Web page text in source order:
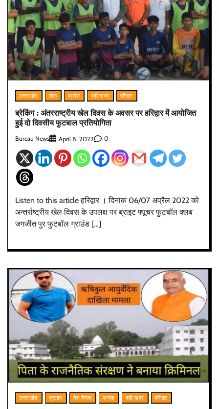
उत्तराखंड खेल प्रदेश बड़ी खबर हरिद्वार
ब्रेकिंग : अंतरराष्ट्रीय खेल दिवस के अवसर पर हरिद्वार में आयोजित
हुई दो दिवसीय फुटबाल प्रतियोगिता
Bureau News April 8, 2022 0
Listen to this article हरिद्वार । दिनांक 06/07 अप्रैल 2022 को
अन्तर्राष्ट्रीय खेल दिवस के उपलक्ष पर ब्राइट फ्यूचर फुटबाॅल क्लब
जगजीत पुर फुटबॉल ग्राउंड […]
उत्तराखंड क्राइम देश विदेश प्रदेश बड़ी खबर हरिद्वार